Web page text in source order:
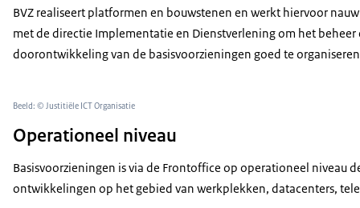
BVZ realiseert platformen en bouwstenen en werkt hiervoor
met de directie Implementatie en Dienstverlening om het beheer
doorontwikkeling van de basisvoorzieningen goed te
Beeld: © Justitiële ICT Organisatie
Operationeel niveau
Basisvoorzieningen is via de Frontoffice op operationeel niveau
ontwikkelingen op het gebied van werkplekken, datacenters,